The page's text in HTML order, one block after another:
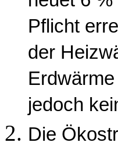
Pflicht
der
jedoch
Die